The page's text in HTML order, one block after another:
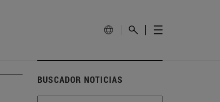
BUSCADOR NOTICIAS